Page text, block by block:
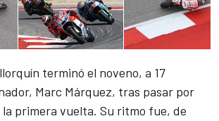
terminó el noveno, a 17
Marc Márquez, tras pasar por
primera vuelta. Su ritmo fue, de